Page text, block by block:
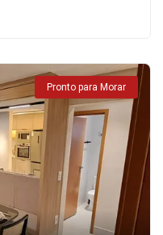
Pronto para Morar